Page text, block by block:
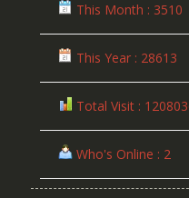
This Month : 3510
This Year : 28613
Total Visit :
Who's Online : 2